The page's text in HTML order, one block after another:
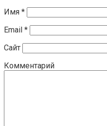
Имя *
Email *
Сайт
Комментарий